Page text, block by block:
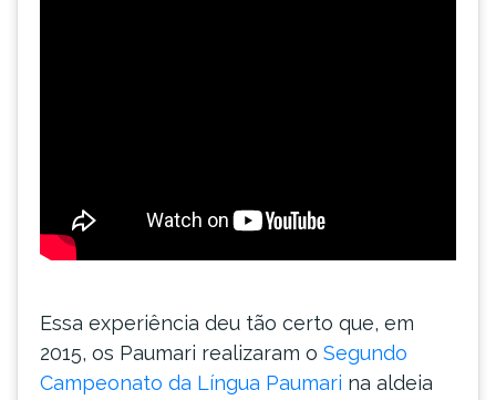
Essa experiência deu tão certo que, em
2015, os Paumari realizaram o Segundo
Campeonato da Língua Paumari na aldeia